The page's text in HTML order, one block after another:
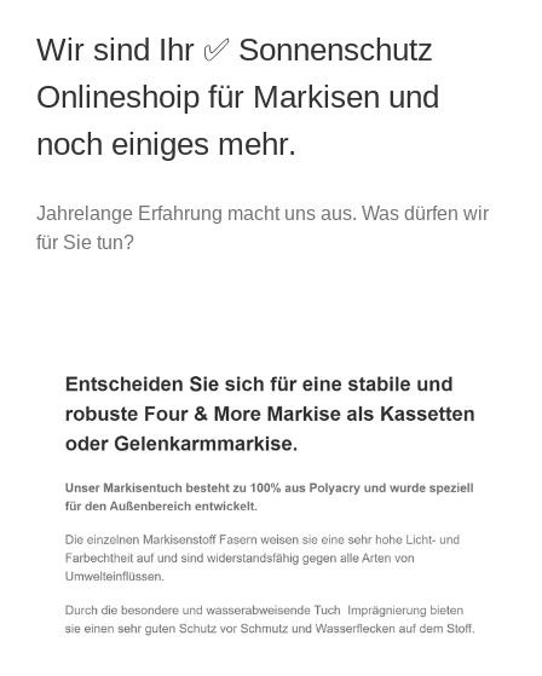
Wir sind Ihr ✅ Sonnenschutz
Onlineshoip für Markisen und
noch einiges mehr.
Jahrelange Erfahrung macht uns aus. Was dürfen wir
für Sie tun?